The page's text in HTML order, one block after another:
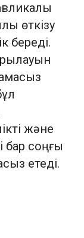
өткізу
береді.
және
бар соңғы
етеді.